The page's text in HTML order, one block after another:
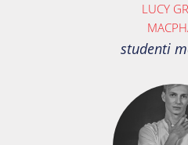
LUCY
studenti